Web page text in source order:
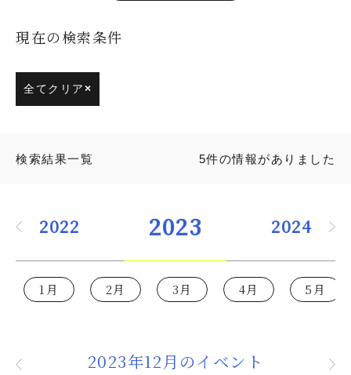
現在の検索条件
全てクリア×
検索結果一覧 5件の情報がありました
2022 2023 2024
1月 2月 3月 4月 5月
2023年12月のイベント